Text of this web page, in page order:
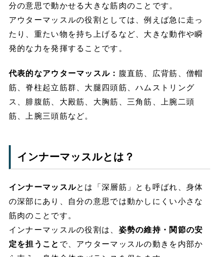
分の意思で動かせる大きな筋肉のことです。
アウターマッスルの役割としては、例えば急に走っ
たり、重たい物を持ち上げるなど、大きな動作や瞬
発的な力を発揮することです。
代表的なアウターマッスル： 腹直筋、広背筋、僧帽
筋、脊柱起立筋群、大腿四頭筋、ハムストリング
ス、腓腹筋、大殿筋、大胸筋、三角筋、上腕二頭
筋、上腕三頭筋など。
インナーマッスルとは？
インナーマッスルとは「深層筋」とも呼ばれ、身体
の深部にあり、自分の意思では動かしにくい小さな
筋肉のことです。
インナーマッスルの役割は、 姿勢の維持・関節の安
定を担うこと で、アウターマッスルの動きを内部か